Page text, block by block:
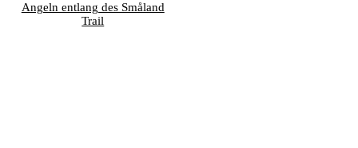
Angeln entlang des Småland
Trail